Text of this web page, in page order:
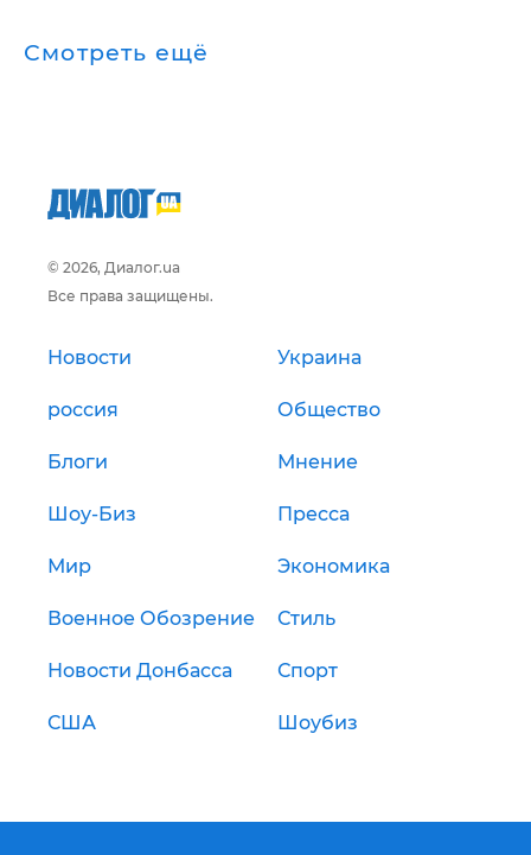
Смотреть ещё
© 2026, Диалог.ua
Все права защищены.
Новости Украина
россия Общество
Блоги Мнение
Шоу-Биз Пресса
Мир Экономика
Военное Обозрение Стиль
Новости Донбасса Спорт
США Шоубиз